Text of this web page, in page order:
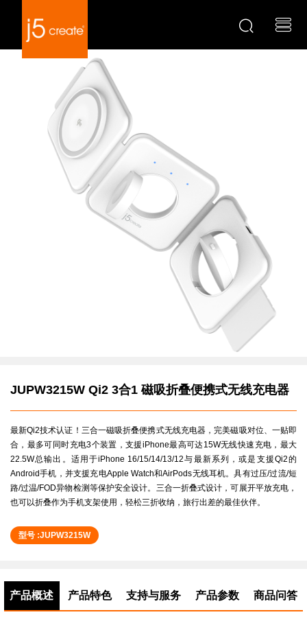
JUPW3215W Qi2 3合1 磁吸折叠便携式无线充电器
最新Qi2技术认证！三合一磁吸折叠便携式无线充电器，完美磁吸对位、一贴即
合，最多可同时充电3个装置，支援iPhone最高可达15W无线快速充电，最大
22.5W总输出。适用于iPhone 16/15/14/13/12与最新系列，或是支援Qi2的
Android手机，并支援充电Apple Watch和AirPods无线耳机。具有过压/过流/短
路/过温/FOD异物检测等保护安全设计。三合一折叠式设计，可展开平放充电，
也可以折叠作为手机支架使用，轻松三折收纳，旅行出差的最佳伙伴。
型号 :JUPW3215W
产品概述 产品特色 支持与服务 产品参数 商品问答